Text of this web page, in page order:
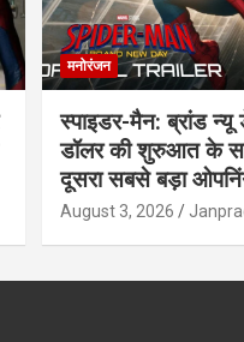
मनोरंजन
स्पाइडर-मैन: ब्रांड
डॉलर की शुरुआत के
दूसरा सबसे बड़ा
August 3, 2026